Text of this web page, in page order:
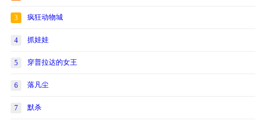
3 疯狂动物城
4 抓娃娃
5 穿普拉达的女王
6 落凡尘
7 默杀